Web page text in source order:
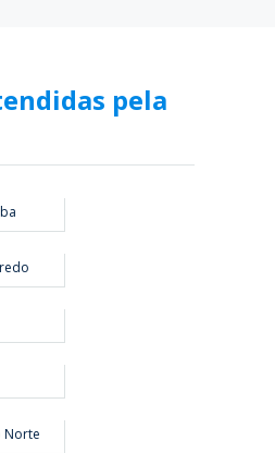
pela
Norte